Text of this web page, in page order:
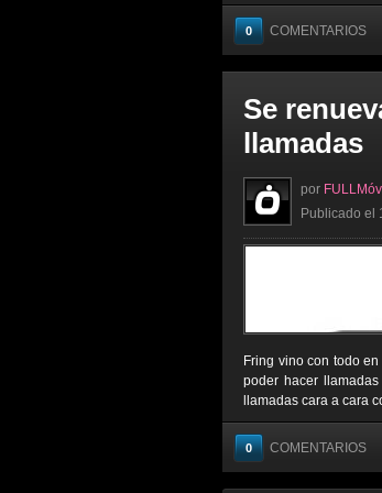
0 COMENTARIOS
Se
llamadas
por
Publicado el
Fring vino con todo
poder hacer
llamadas cara a cara
0 COMENTARIOS